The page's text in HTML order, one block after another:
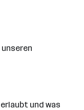
und was